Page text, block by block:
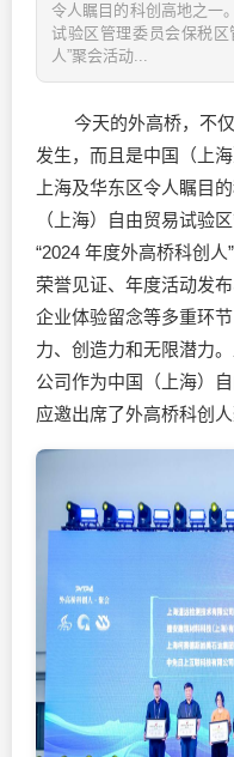
令人瞩目的科创高地之一
试验区管理委员会保税区
人”聚会活动...
今天的外高桥，不仅
发生，而且是中国（上
上海及华东区令人瞩目
（上海）自由贸易试验
“2024 年度外高桥科创
荣誉见证、年度活动发
企业体验留念等多重环
力、创造力和无限潜力
公司作为中国（上海）
应邀出席了外高桥科创人